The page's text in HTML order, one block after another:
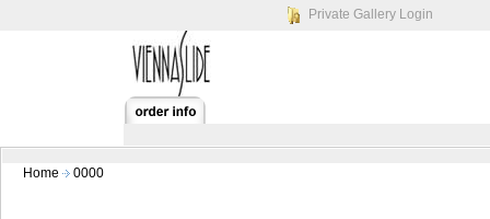
Private Gallery Login
Home 0000